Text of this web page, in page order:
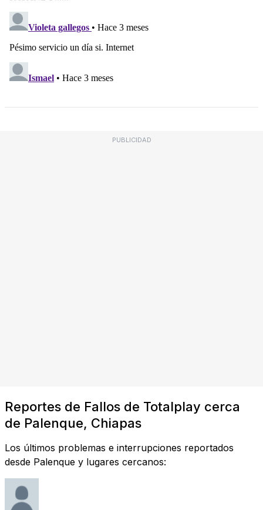
PUBLICIDAD
Reportes de Fallos de Totalplay cerca
de Palenque, Chiapas
Los últimos problemas e interrupciones reportados
desde Palenque y lugares cercanos: